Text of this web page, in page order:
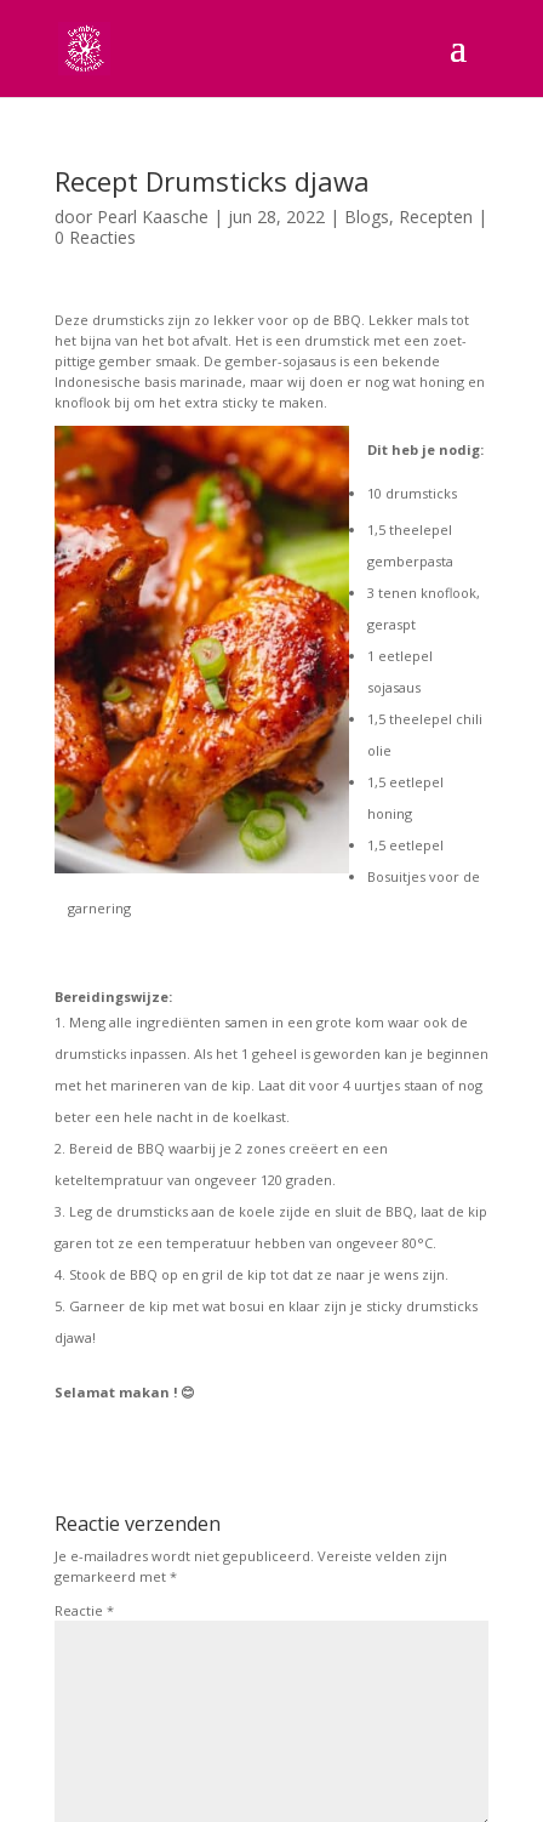
Recept Drumsticks djawa
door Pearl Kaasche | jun 28, 2022| Blogs, Recepten |
0 Reacties
Deze drumsticks zijn zo lekker voor op de BBQ. Lekker mals tot
het bijna van het bot afvalt. Het is een drumstick met een zoet-
pittige gember smaak. De gember-sojasaus is een bekende
Indonesische basis marinade, maar wij doen er nog wat honing en
knoflook bij om het extra sticky te maken.
Dit heb je nodig:
10 drumsticks
1,5 theelepel
gemberpasta
3 tenen knoflook,
geraspt
1 eetlepel
sojasaus
1,5 theelepel chili
olie
1,5 eetlepel
honing
1,5 eetlepel
Bosuitjes voor de
garnering
Bereidingswijze:
Meng alle ingrediënten samen in een grote kom waar ook de
drumsticks inpassen. Als het 1 geheel is geworden kan je beginnen
met het marineren van de kip. Laat dit voor 4 uurtjes staan of nog
beter een hele nacht in de koelkast.
Bereid de BBQ waarbij je 2 zones creëert en een
keteltempratuur van ongeveer 120 graden.
Leg de drumsticks aan de koele zijde en sluit de BBQ, laat de kip
garen tot ze een temperatuur hebben van ongeveer 80°C.
Stook de BBQ op en gril de kip tot dat ze naar je wens zijn.
Garneer de kip met wat bosui en klaar zijn je sticky drumsticks
djawa!
Selamat makan ! 😊
Reactie verzenden
Je e-mailadres wordt niet gepubliceerd. Vereiste velden zijn
gemarkeerd met *
Reactie *